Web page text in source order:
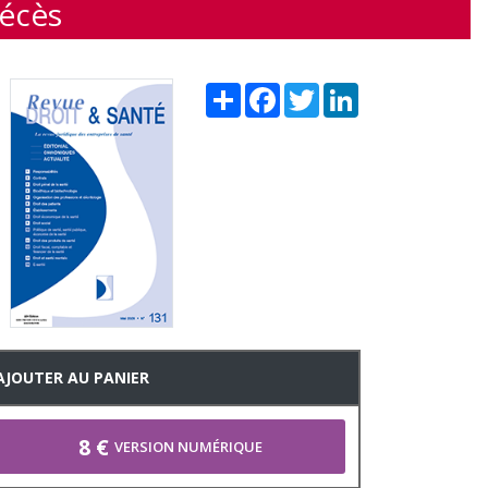
Share FacebookTwitter
AU PANIER
8 € VERSION NUMÉRIQUE